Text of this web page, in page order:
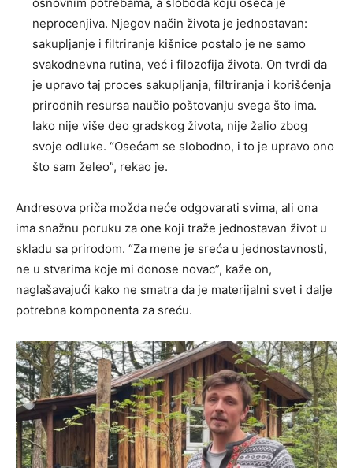
neprocenjiva. Njegov način života je jednostavan:
sakupljanje i filtriranje kišnice postalo je ne samo
svakodnevna rutina, već i filozofija života. On tvrdi da
je upravo taj proces sakupljanja, filtriranja i korišćenja
prirodnih resursa naučio poštovanju svega što ima.
Iako nije više deo gradskog života, nije žalio zbog
svoje odluke. “Osećam se slobodno, i to je upravo ono
što sam želeo”, rekao je.
Andresova priča možda neće odgovarati svima, ali ona
ima snažnu poruku za one koji traže jednostavan život u
skladu sa prirodom. “Za mene je sreća u jednostavnosti,
ne u stvarima koje mi donose novac”, kaže on,
naglašavajući kako ne smatra da je materijalni svet i dalje
potrebna komponenta za sreću.